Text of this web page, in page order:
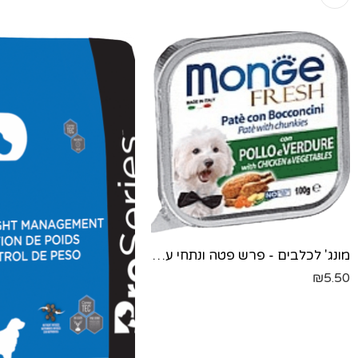
מונג' לכלבים - פרש פטה ונתחי עוף וירקות-100 גר'
₪5.50